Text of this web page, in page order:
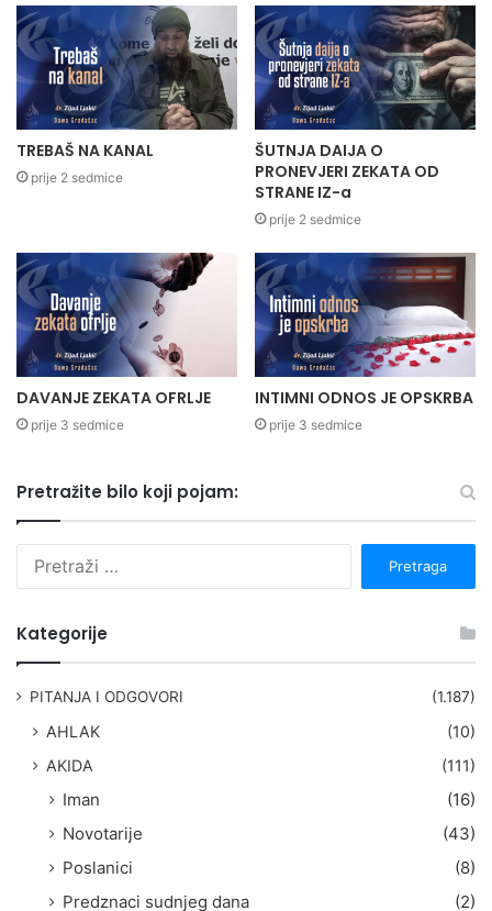
TREBAŠ NA KANAL
prije 2 sedmice
ŠUTNJA DAIJA O
PRONEVJERI ZEKATA OD
STRANE IZ-a
prije 2 sedmice
DAVANJE ZEKATA OFRLJE
prije 3 sedmice
INTIMNI ODNOS JE OPSKRBA
prije 3 sedmice
Pretražite bilo koji pojam:
Kategorije
PITANJA I ODGOVORI (1.187)
AHLAK
(10)
AKIDA
(111)
Iman
(16)
Novotarije
(43)
Poslanici
(8)
Predznaci sudnjeg dana
(2)